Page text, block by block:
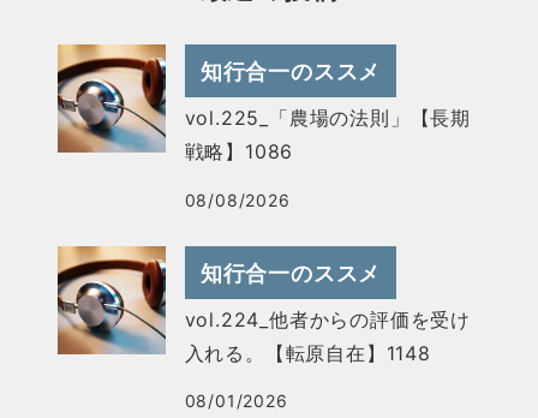
知行合一のススメ
vol.225_「農場の法則」【長期
戦略】1086
08/08/2026
知行合一のススメ
vol.224_他者からの評価を受け
入れる。【転原自在】1148
08/01/2026